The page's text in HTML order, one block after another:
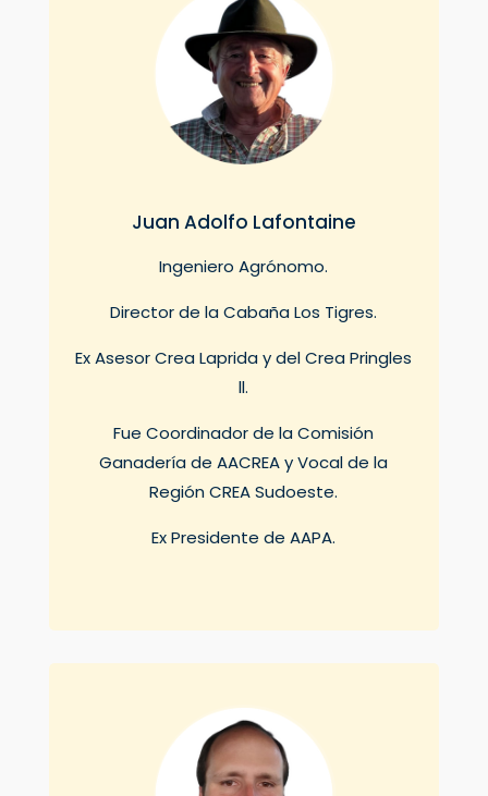
Juan Adolfo Lafontaine
Ingeniero Agrónomo.
Director de la Cabaña Los Tigres.
Ex Asesor Crea Laprida y delCrea Pringles
ll.
Fue Coordinador de la Comisión
Ganadería de AACREA y Vocal de la
Región CREA Sudoeste.
Ex Presidente de AAPA.